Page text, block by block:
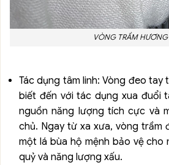
VÒNG TRẦM
Tác dụng tâm linh: Vòng đeo
biết đến với tác dụng xua đuổi
nguồn năng lượng tích cực và
chủ. Ngay từ xa xưa, vòng trầm
một lá bùa hộ mệnh bảo vệ cho
quỷ và năng lượng xấu.